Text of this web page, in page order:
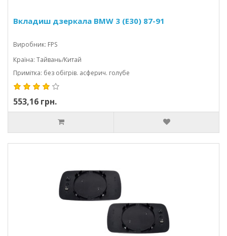
Вкладиш дзеркала BMW 3 (E30) 87-91
Виробник: FPS
Країна: Тайвань/Китай
Примітка: без обігрів. асферич. голубе
553,16 грн.